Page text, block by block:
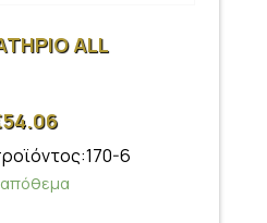
ALL
54.06
6